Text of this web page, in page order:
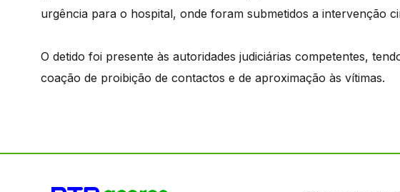
urgência para o hospital, onde foram submetidos a intervenção
O detido foi presente às autoridades judiciárias competentes,
coação de proibição de contactos e de aproximação às vítimas.